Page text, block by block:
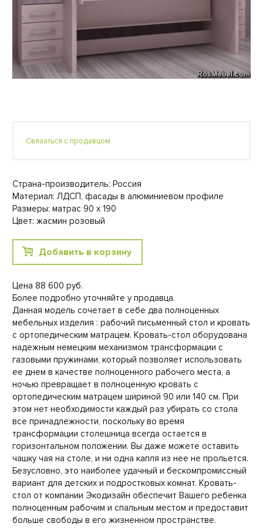
Связаться с продавцом
Страна-производитель: Россия
Материал: ЛДСП, фасады в алюминиевом профиле
Размеры: матрас 90 х 190
Цвет: жасмин розовый
Добавить в корзину
Цена 88 600 руб.
Более подробно уточняйте у продавца.
Данная модель сочетает в себе два полноценных
мебельных изделия : рабочий письменный стол и кровать
с ортопедическим матрацем. Кровать-стол оборудована
надежным немецким механизмом трансформации с
газовыми пружинами, который позволяет использовать
ее днем в качестве полноценного рабочего места, а
ночью превращает в полноценную кровать с
ортопедическим матрацем шириной 90 или 140 см. При
этом нет необходимости каждый раз убирать со стола
все принадлежности, поскольку во время
трансформации столешница всегда остается в
горизонтальном положении. Вы даже можете оставить
чашку чая на столе, и ни одна капля из нее не прольется.
Безусловно, это наиболее удачный и бескомпромиссный
вариант для детских и подростковых комнат. Кровать-
стол от компании Экодизайн обеспечит Вашего ребенка
полноценным рабочим и спальным местом и предоставит
больше свободы в его жизненном пространстве.